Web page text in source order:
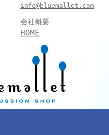
info@bluemallet.com
会社概要
HOME